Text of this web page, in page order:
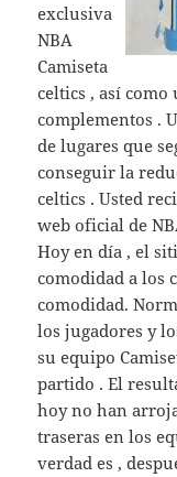
exclusiva
NBA
Camiseta
celtics , así como
complementos .
de lugares que
conseguir la
celtics . Usted
web oficial de
Hoy en día , el
comodidad a los
comodidad.
los jugadores y
su equipo
partido . El
hoy no han
traseras en los
verdad es ,